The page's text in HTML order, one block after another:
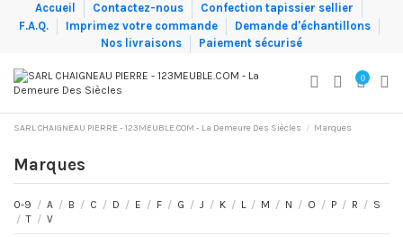
Accueil Contactez-nous
Confection tapissier sellier
F.A.Q.
Imprimez votre commande
Demande d'échantillons
Nos livraisons
Paiement sécurisé
0
SARL CHAIGNEAU PIERRE - 123MEUBLE.COM - La Demeure Des Siècles Marques
Marques
0-9 / A / B / C / D / E / F / G / J / K / L / M / N / O / P / R / S
/ T / V